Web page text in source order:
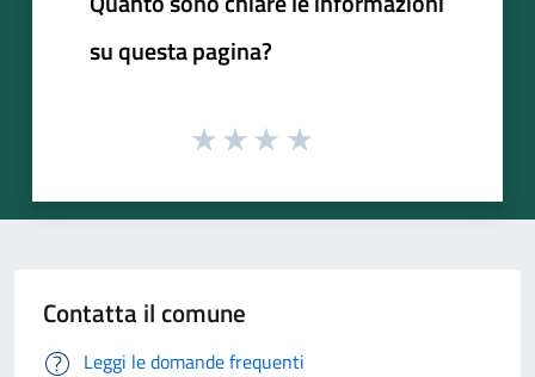
su questa pagina?
Contatta il comune
Leggi le domande frequenti